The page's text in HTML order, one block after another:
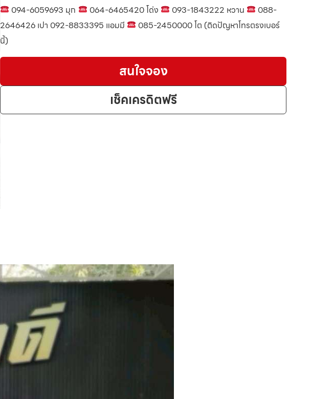
094-6059693 มุก
064-6465420 โด่ง 093-1843222 หวาน
088-
2646426 เปา 092-8833395 แอมมี
085-2450000 โต (ติดปัญหาโทรตรงเบอร์
นี้)
สนใจจอง
เช็คเครดิตฟรี